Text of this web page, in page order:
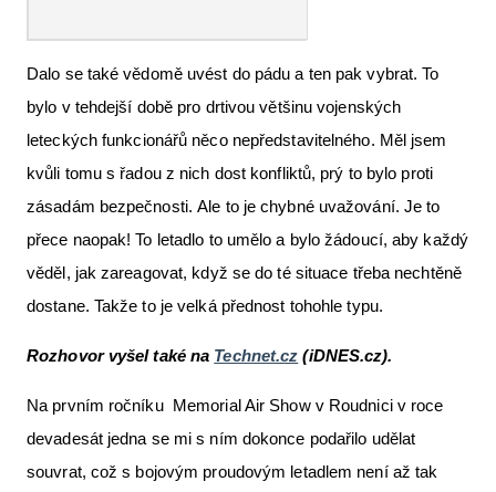
Dalo se také vědomě uvést do pádu a ten pak vybrat. To
bylo v tehdejší době pro drtivou většinu vojenských
leteckých funkcionářů něco nepředstavitelného. Měl jsem
kvůli tomu s řadou z nich dost konfliktů, prý to bylo proti
zásadám bezpečnosti. Ale to je chybné uvažování. Je to
přece naopak! To letadlo to umělo a bylo žádoucí, aby každý
věděl, jak zareagovat, když se do té situace třeba nechtěně
dostane. Takže to je velká přednost tohohle typu.
Rozhovor vyšel také na Technet.cz (iDNES.cz).
Na prvním ročníku Memorial Air Show v Roudnici v roce
devadesát jedna se mi s ním dokonce podařilo udělat
souvrat, což s bojovým proudovým letadlem není až tak